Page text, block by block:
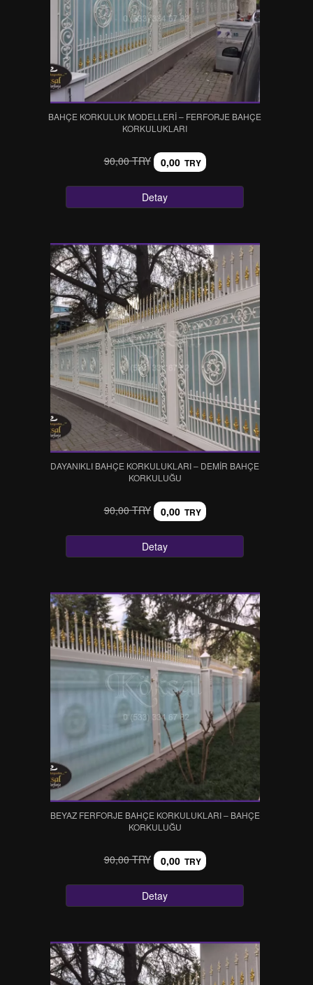
BAHÇE KORKULUK MODELLERİ – FERFORJE BAHÇE
KORKULUKLARI
90,00 TRY 0,00 TRY
Detay
DAYANIKLI BAHÇE KORKULUKLARI – DEMİR BAHÇE
KORKULUĞU
90,00 TRY 0,00 TRY
Detay
BEYAZ FERFORJE BAHÇE KORKULUKLARI – BAHÇE
KORKULUĞU
90,00 TRY 0,00 TRY
Detay